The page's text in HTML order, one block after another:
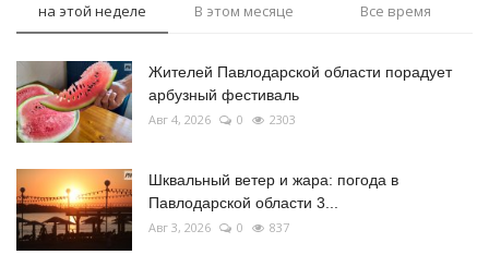
на этой неделе В этом месяце Все время
Жителей Павлодарской области порадует
арбузный фестиваль
Авг 4, 2026 0 2303
Шквальный ветер и жара: погода в
Павлодарской области 3...
Авг 3, 2026 0 837